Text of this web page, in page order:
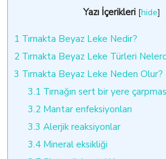
Yazı İçerikleri [hide]
1 Tırnakta Beyaz Leke Nedir?
2 Tırnakta Beyaz Leke Türleri
3 Tırnakta Beyaz Leke Neden Olur?
3.1 Tırnağın sert bir yere
3.2Mantar enfeksiyonları
3.3 Alerjik reaksiyonlar
3.4Mineral eksikliği